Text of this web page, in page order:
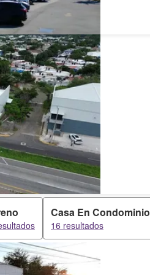
Casa En Condominio
16 resultados